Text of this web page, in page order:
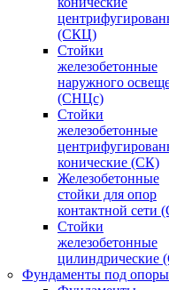
(СКЦ)
Стойки
железобетонные
наружного
(СНЦс)
Стойки
железобетонные
конические (СК)
Железобетонные
стойки для опор
контактной сети
Стойки
железобетонные
цилиндрические
Фундаменты под опоры